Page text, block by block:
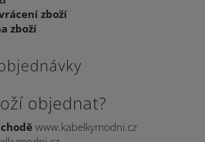
zboží
zboží
objednat?
www.kabelkymodni.cz